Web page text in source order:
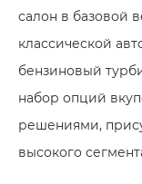
салон в базовой
классической
бензиновый
набор опций
решениями,
высокого